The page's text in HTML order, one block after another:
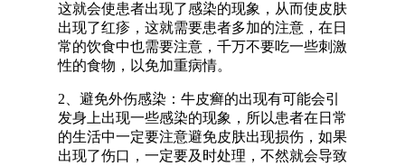
这就会使患者出现了感染的现象，从而使皮肤
出现了红疹，这就需要患者多加的注意，在日
常的饮食中也需要注意，千万不要吃一些刺激
性的食物，以免加重病情。
2、避免外伤感染：牛皮癣的出现有可能会引
发身上出现一些感染的现象，所以患者在日常
的生活中一定要注意避免皮肤出现损伤，如果
出现了伤口，一定要及时处理，不然就会导致